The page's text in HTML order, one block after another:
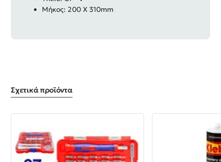
Μήκος: 200 Χ 310mm
Σχετικά προϊόντα